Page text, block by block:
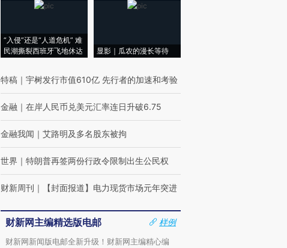
“入侵”还是“人道危机” 难
民潮撕裂西班牙飞地休达
显影｜瓜农的漫长等待
特稿 ｜ 宇树发行市值610亿 先行者的加速和考验
金融 ｜ 在岸人民币兑美元汇率连日升破6.75
金融我闻 ｜ 艾路明及多名股东被拘
世界 ｜ 特朗普再签两份行政令限制出生公民权
财新周刊 ｜ 【封面报道】电力现货市场元年突进
财新网主编精选版电邮
样例
财新网新闻版电邮全新升级！财新网主编精心编